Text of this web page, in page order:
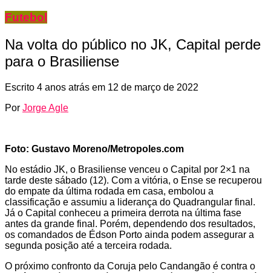
Futebol
Na volta do público no JK, Capital perde
para o Brasiliense
Escrito 4 anos atrás em 12 de março de 2022
Por Jorge Agle
Foto: Gustavo Moreno/Metropoles.com
No estádio JK, o Brasiliense venceu o Capital por 2×1 na
tarde deste sábado (12). Com a vitória, o Ense se recuperou
do empate da última rodada em casa, embolou a
classificação e assumiu a liderança do Quadrangular final.
Já o Capital conheceu a primeira derrota na última fase
antes da grande final. Porém, dependendo dos resultados,
os comandados de Édson Porto ainda podem assegurar a
segunda posição até a terceira rodada.
O próximo confronto da Coruja pelo Candangão é contra o